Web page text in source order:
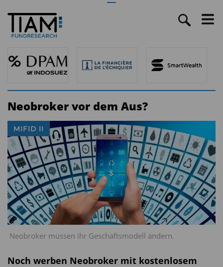
Neobroker vor dem Aus?
Neobroker müssen ihr Geschäftsmodell ändern.
MIFID II
Noch werben Neobroker mit kostenlosem